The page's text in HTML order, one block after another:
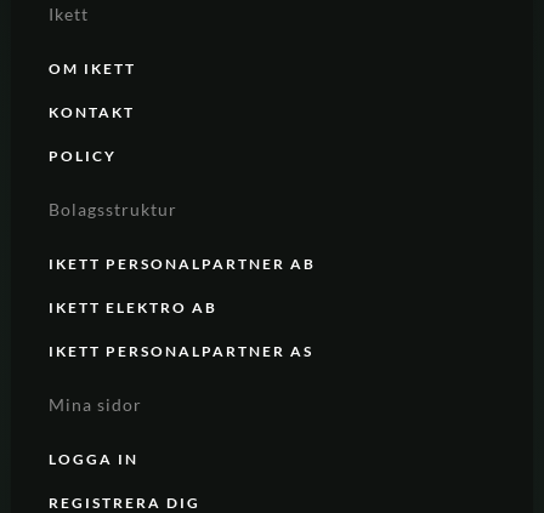
Ikett
OM IKETT
KONTAKT
POLICY
Bolagsstruktur
IKETT PERSONALPARTNER AB
IKETT ELEKTRO AB
IKETT PERSONALPARTNER AS
Mina sidor
LOGGA IN
REGISTRERA DIG